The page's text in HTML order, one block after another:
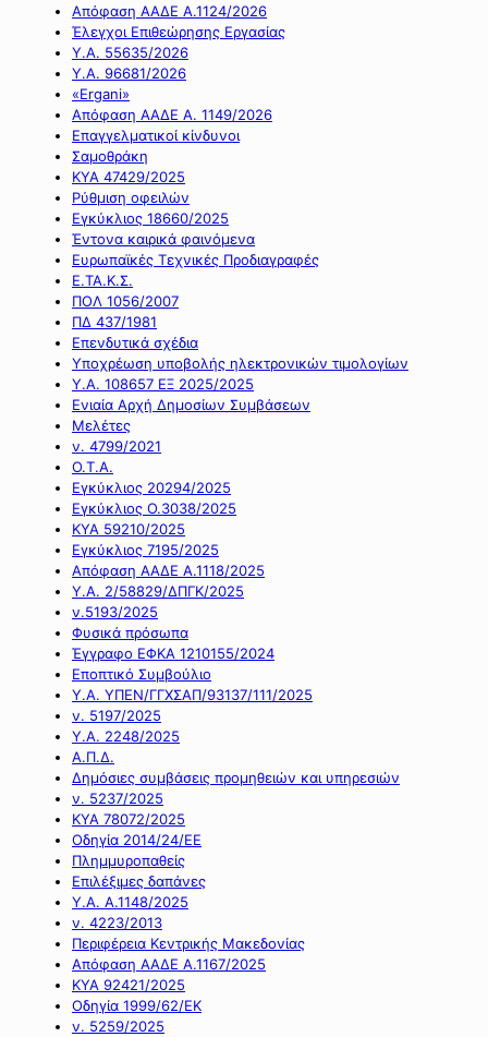
Απόφαση ΑΑΔΕ Α.1124/2026
Έλεγχοι Επιθεώρησης Εργασίας
Υ.Α. 55635/2026
Υ.Α. 96681/2026
«Ergani»
Απόφαση ΑΑΔΕ Α. 1149/2026
Επαγγελματικοί κίνδυνοι
Σαμοθράκη
ΚΥΑ 47429/2025
Ρύθμιση οφειλών
Εγκύκλιος 18660/2025
Έντονα καιρικά φαινόμενα
Ευρωπαϊκές Τεχνικές Προδιαγραφές
Ε.ΤΑ.Κ.Σ.
ΠΟΛ 1056/2007
ΠΔ 437/1981
Επενδυτικά σχέδια
Υποχρέωση υποβολής ηλεκτρονικών τιμολογίων
Υ.Α. 108657 ΕΞ 2025/2025
Ενιαία Αρχή Δημοσίων Συμβάσεων
Μελέτες
ν. 4799/2021
Ο.Τ.Α.
Εγκύκλιος 20294/2025
Εγκύκλιος Ο.3038/2025
ΚΥΑ 59210/2025
Εγκύκλιος 7195/2025
Απόφαση ΑΑΔΕ Α.1118/2025
Υ.Α. 2/58829/ΔΠΓΚ/2025
ν.5193/2025
Φυσικά πρόσωπα
Έγγραφο ΕΦΚΑ 1210155/2024
Εποπτικό Συμβούλιο
Υ.Α. ΥΠΕΝ/ΓΓΧΣΑΠ/93137/111/2025
ν. 5197/2025
Υ.Α. 2248/2025
Α.Π.Δ.
Δημόσιες συμβάσεις προμηθειών και υπηρεσιών
ν. 5237/2025
ΚΥΑ 78072/2025
Οδηγία 2014/24/ΕΕ
Πλημμυροπαθείς
Επιλέξιμες δαπάνες
Υ.Α. Α.1148/2025
ν. 4223/2013
Περιφέρεια Κεντρικής Μακεδονίας
Απόφαση ΑΑΔΕ Α.1167/2025
ΚΥΑ 92421/2025
Οδηγία 1999/62/ΕΚ
ν. 5259/2025